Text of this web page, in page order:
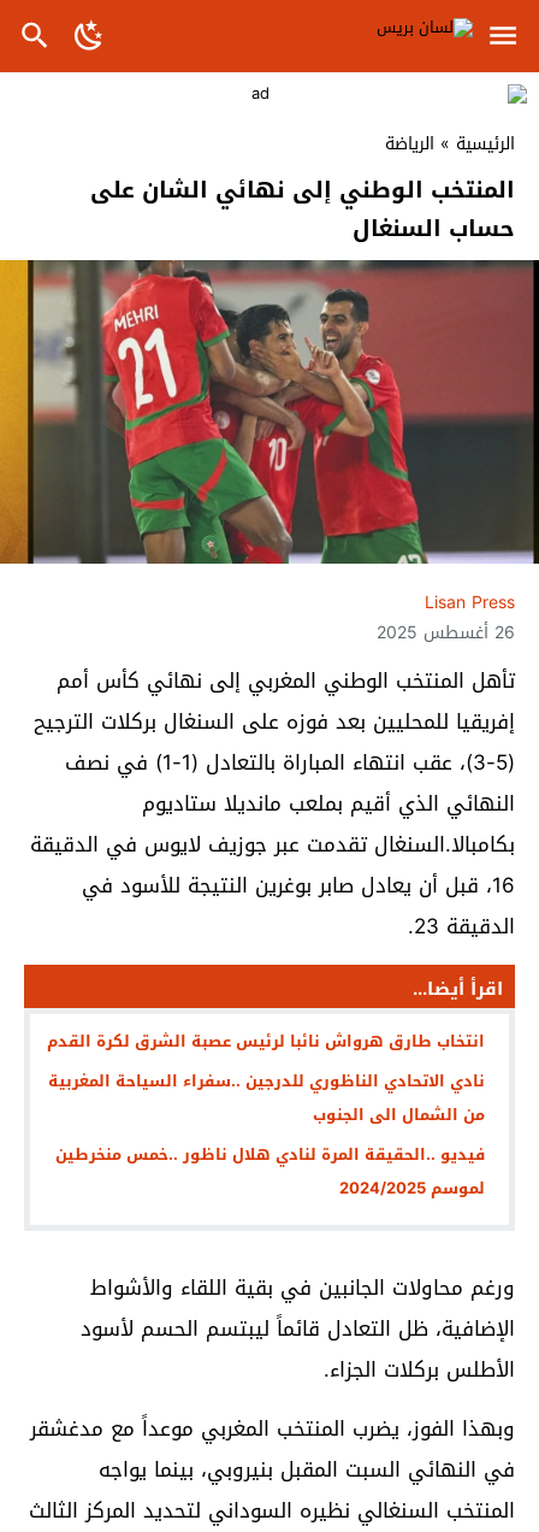
الرئيسية » الرياضة
المنتخب الوطني إلى نهائي الشان على
حساب السنغال
Lisan Press
26 أغسطس 2025
تأهل المنتخب الوطني المغربي إلى نهائي كأس أمم
إفريقيا للمحليين بعد فوزه على السنغال بركلات الترجيح
(5-3)، عقب انتهاء المباراة بالتعادل (1-1) في نصف
النهائي الذي أقيم بملعب مانديلا ستاديوم
بكامبالا.السنغال تقدمت عبر جوزيف لايوس في الدقيقة
16، قبل أن يعادل صابر بوغرين النتيجة للأسود في
الدقيقة 23.
اقرأ أيضا...
انتخاب طارق هرواش نائبا لرئيس عصبة الشرق لكرة القدم
نادي الاتحادي الناظوري للدرجين ..سفراء السياحة المغربية
من الشمال الى الجنوب
فيديو ..الحقيقة المرة لنادي هلال ناظور ..خمس منخرطين
لموسم 2024/2025
ورغم محاولات الجانبين في بقية اللقاء والأشواط
الإضافية، ظل التعادل قائماً ليبتسم الحسم لأسود
الأطلس بركلات الجزاء.
وبهذا الفوز، يضرب المنتخب المغربي موعداً مع مدغشقر
في النهائي السبت المقبل بنيروبي، بينما يواجه
المنتخب السنغالي نظيره السوداني لتحديد المركز الثالث